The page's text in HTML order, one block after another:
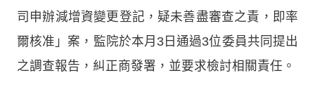
司申辦減增資變更登記，疑未善盡審查之責，即率
爾核准」案，監院於本月3日通過3位委員共同提出
之調查報告，糾正商發署，並要求檢討相關責任。